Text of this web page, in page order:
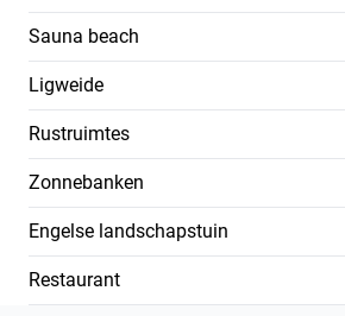
Sauna beach
Ligweide
Rustruimtes
Zonnebanken
Engelse landschapstuin
Restaurant